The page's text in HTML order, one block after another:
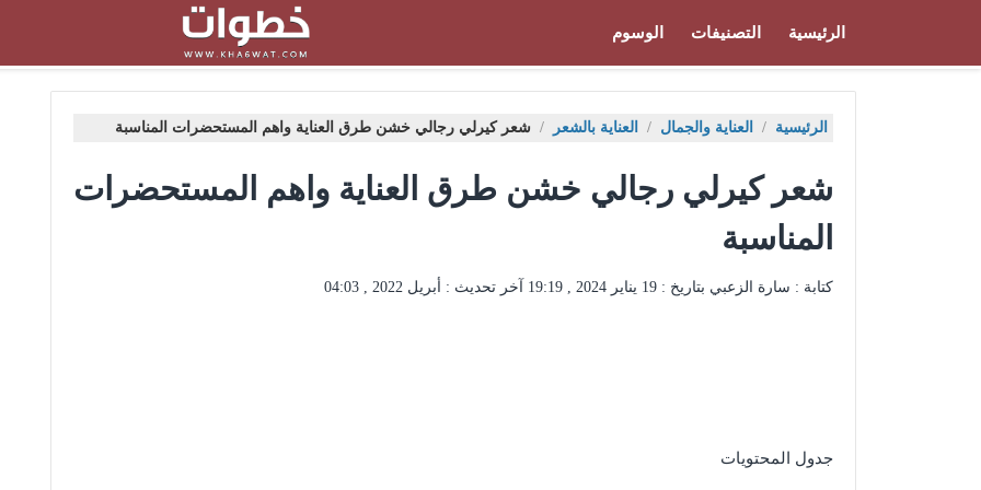
الرئيسية التصنيفات الوسوم
الرئيسية / العناية والجمال / العناية بالشعر / شعر كيرلي رجالي خشن طرق العناية واهم المستحضرات المناسبة
شعر كيرلي رجالي خشن طرق العناية واهم المستحضرات
المناسبة
كتابة : سارة الزعبي بتاريخ : 19 يناير 2024 , 19:19 آخر تحديث : أبريل 2022 , 04:03
جدول المحتويات